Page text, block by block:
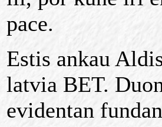
pace.
Estis ankau
latvia BET.
evidentan